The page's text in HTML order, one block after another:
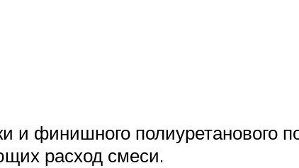
и финишного полиуретанового
расход смеси.